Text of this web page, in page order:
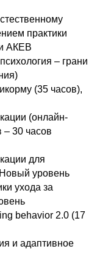
практики
АКЕВ
– грани
(35 часов),
(онлайн-
– 30 часов
для
Новый уровень
ухода за
behavior 2.0 (17
и адаптивное